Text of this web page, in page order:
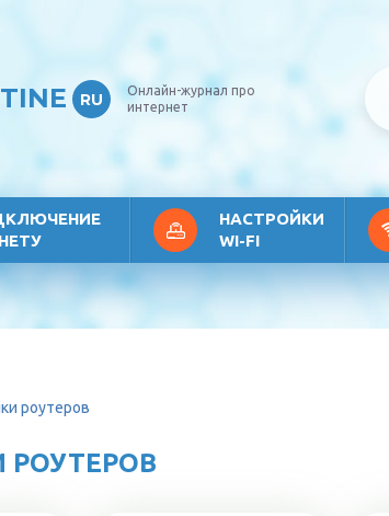
RU
Онлайн-журнал про
интернет
НАСТРОЙКИ
WI-FI
роутеров
РОУТЕРОВ